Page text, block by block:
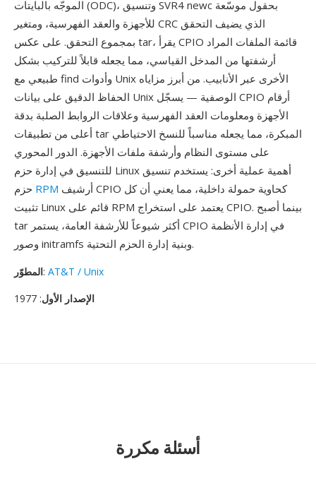
الموجّه بالبايتات (ODC)، وتنسيق SVR4 newc بحقول موسّعة
للأجهزة والعقد الفهرسية، ومتغير CRC الذي يضيف التحقق
بمجموع التحقق. على عكس tar، يقرأ CPIO قائمة الملفات المراد
أرشفتها من المدخل القياسي، مما يجعله قابلاً للتركيب بشكل
طبيعي مع find وأدوات Unix الأخرى عبر الأنابيب. من أبرز مزاياه
الحفاظ الدقيق على بيانات Unix الوصفية — يسجّل CPIO أرقام
الأجهزة ومعلومات العقد الفهرسية وعلاقات الروابط الصلبة بدقة
أعلى من تطبيقات tar المبكرة، مما يجعله مناسباً للنسخ الاحتياطي
على مستوى النظام وأرشفة ملفات الأجهزة. الدور المحوري
للتنسيق في إدارة حزم Linux أهمية عملية أخرى: يستخدم تنسيق
RPM
تثبيت Linux قائم على RPM يعتمد على استخراج CPIO. بينما أصبح
tar أكثر شيوعاً للأرشفة العامة، يستمر CPIO في إدارة الأنظمة
وصور initramfs وبنية إدارة الحزم التحتية.
المطوّر: AT&T / Unix
الإصدار الأول: 1977
أسئلة مكررة